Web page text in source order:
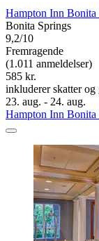
Hampton Inn Bonita
Bonita Springs
9,2/10
Fremragende
(1.011 anmeldelser)
585 kr.
inkluderer skatter og
23. aug. - 24. aug.
Hampton Inn Bonita